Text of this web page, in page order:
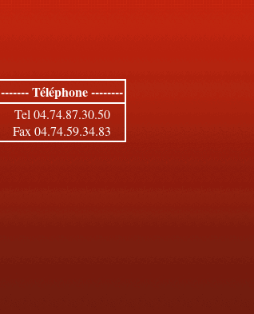
------- Téléphone --------
Tel 04.74.87.30.50
Fax 04.74.59.34.83